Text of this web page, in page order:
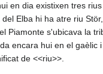
en dia existixen tres
Elba hi ha atre riu
Piamonte s'ubicava la
encara hui en el gaèlic
de <<riu>>.